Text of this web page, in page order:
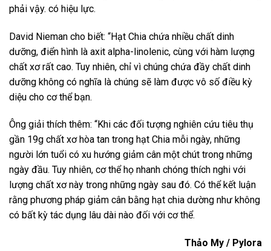
phải vậy. có hiệu lực.
David Nieman cho biết: “Hạt Chia chứa nhiều chất dinh
dưỡng, điển hình là axit alpha-linolenic, cùng với hàm lượng
chất xơ rất cao. Tuy nhiên, chỉ vì chúng chứa đầy chất dinh
dưỡng không có nghĩa là chúng sẽ làm được vô số điều kỳ
diệu cho cơ thể bạn.
Ông giải thích thêm: “Khi các đối tượng nghiên cứu tiêu thụ
gần 19g chất xơ hòa tan trong hạt Chia mỗi ngày, những
người lớn tuổi có xu hướng giảm cân một chút trong những
ngày đầu. Tuy nhiên, cơ thể họ nhanh chóng thích nghi với
lượng chất xơ này trong những ngày sau đó. Có thể kết luận
rằng phương pháp giảm cân bằng hạt chia dường như không
có bất kỳ tác dụng lâu dài nào đối với cơ thể.
Thảo My / Pylora